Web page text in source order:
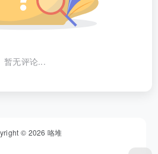
暂无评论...
© 2026咯堆